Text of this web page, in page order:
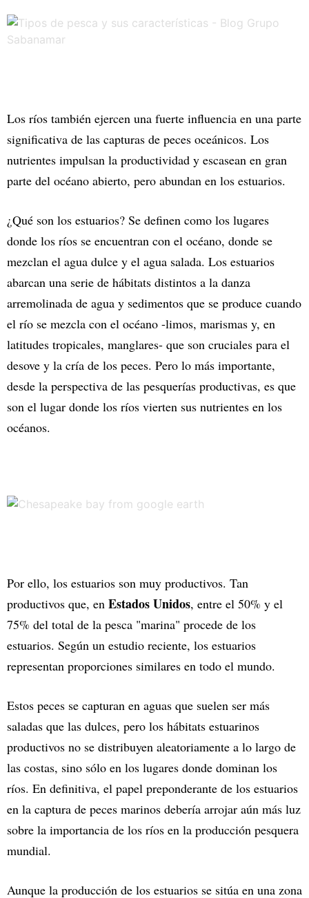
Los ríos también ejercen una fuerte influencia en una parte
significativa de las capturas de peces oceánicos. Los
nutrientes impulsan la productividad y escasean en gran
parte del océano abierto, pero abundan en los estuarios.
¿Qué son los estuarios? Se definen como los lugares
donde los ríos se encuentran con el océano, donde se
mezclan el agua dulce y el agua salada. Los estuarios
abarcan una serie de hábitats distintos a la danza
arremolinada de agua y sedimentos que se produce cuando
el río se mezcla con el océano -limos, marismas y, en
latitudes tropicales, manglares- que son cruciales para el
desove y la cría de los peces. Pero lo más importante,
desde la perspectiva de las pesquerías productivas, es que
son el lugar donde los ríos vierten sus nutrientes en los
océanos.
Por ello, los estuarios son muy productivos. Tan
productivos que, en Estados Unidos, entre el 50% y el
75% del total de la pesca "marina" procede de los
estuarios. Según un estudio reciente, los estuarios
representan proporciones similares en todo el mundo.
Estos peces se capturan en aguas que suelen ser más
saladas que las dulces, pero los hábitats estuarinos
productivos no se distribuyen aleatoriamente a lo largo de
las costas, sino sólo en los lugares donde dominan los
ríos. En definitiva, el papel preponderante de los estuarios
en la captura de peces marinos debería arrojar aún más luz
sobre la importancia de los ríos en la producción pesquera
mundial.
Aunque la producción de los estuarios se sitúa en una zona